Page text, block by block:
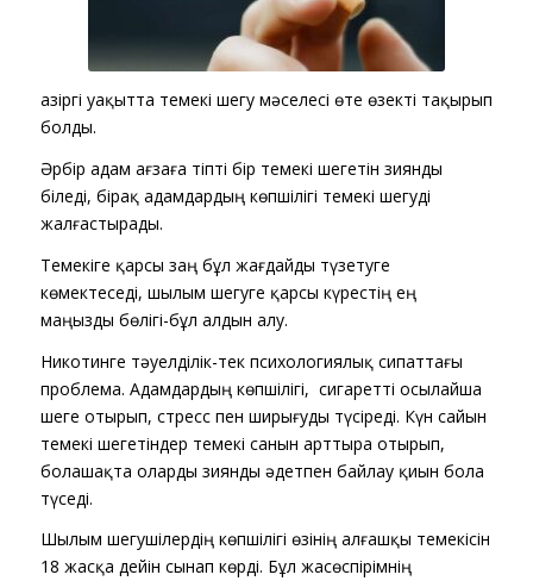
Қазіргі уақытта темекі шегу мәселесі өте өзекті тақырып
болды.
Әрбір адам ағзаға тіпті бір темекі шегетін зиянды
біледі, бірақ адамдардың көпшілігі темекі шегуді
жалғастырады.
Темекіге қарсы заң бұл жағдайды түзетуге
көмектеседі, шылым шегуге қарсы күрестің ең
маңызды бөлігі-бұл алдын алу.
Никотинге тәуелділік-тек психологиялық сипаттағы
проблема. Адамдардың көпшілігі, сигаретті осылайша
шеге отырып, стресс пен ширығуды түсіреді. Күн сайын
темекі шегетіндер темекі санын арттыра отырып,
болашақта оларды зиянды әдетпен байлау қиын бола
түседі.
Шылым шегушілердің көпшілігі өзінің алғашқы темекісін
18 жасқа дейін сынап көрді. Бұл жасөспірімнің